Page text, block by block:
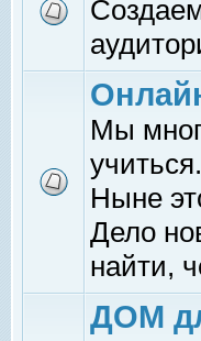
Мы
учиться.
Ныне
Дело
найти,
ДОМ